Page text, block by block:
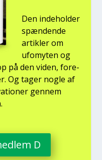
Den inde­hol­der
spæn­den­de
artik­ler om
ufo­myten og
på den viden, for­e­
Og tager nog­le af
gen­nem
D